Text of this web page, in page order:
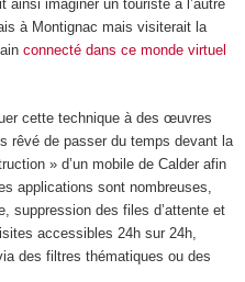
imaginer un touriste à l’autre
à Montignac mais visiterait la
connecté dans ce monde virtuel
cette technique à des œuvres
rêvé de passer du temps devant la
» d’un mobile de Calder afin
applications sont nombreuses,
suppression des files d’attente et
accessibles 24h sur 24h,
des filtres thématiques ou des